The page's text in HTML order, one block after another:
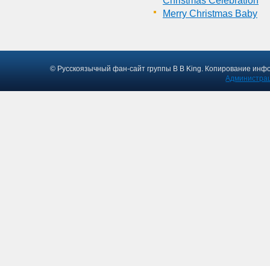
Merry Christmas Baby
© Русскоязычный фан-сайт группы B B King. Копирование